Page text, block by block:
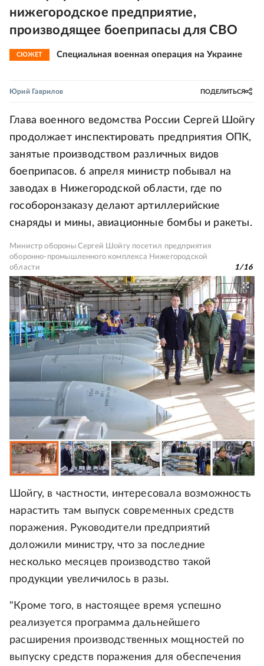
нижегородское предприятие,
производящее боеприпасы для СВО
СЮЖЕТ Специальная военная операция на Украине
Юрий Гаврилов ПОДЕЛИТЬСЯ
Глава военного ведомства России Сергей Шойгу
продолжает инспектировать предприятия ОПК,
занятые производством различных видов
боеприпасов. 6 апреля министр побывал на
заводах в Нижегородской области, где по
гособоронзаказу делают артиллерийские
снаряды и мины, авиационные бомбы и ракеты.
Министр обороны Сергей Шойгу посетил предприятия
оборонно-промышленного комплекса Нижегородской
области
1/16
Шойгу, в частности, интересовала возможность
нарастить там выпуск современных средств
поражения. Руководители предприятий
доложили министру, что за последние
несколько месяцев производство такой
продукции увеличилось в разы.
"Кроме того, в настоящее время успешно
реализуется программа дальнейшего
расширения производственных мощностей по
выпуску средств поражения для обеспечения